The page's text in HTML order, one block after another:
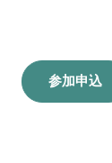
参加申込